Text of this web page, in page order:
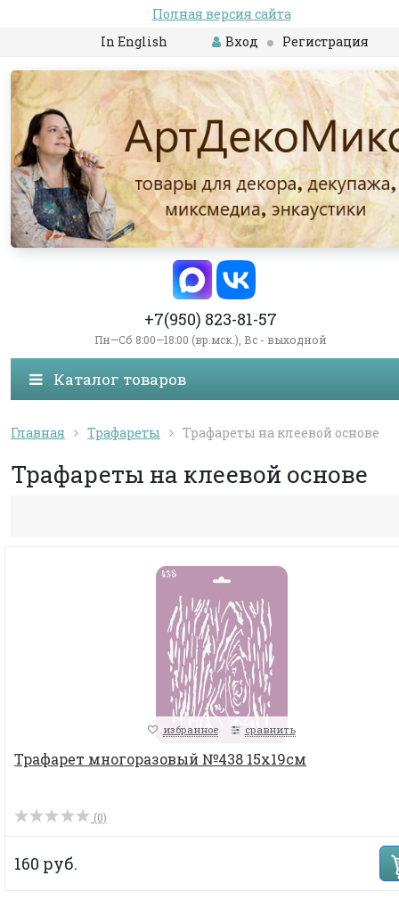
Полная версия сайта
In English
Вход Регистрация
+7(950) 823-81-57
Пн—Сб 8:00—18:00 (вр.мск.), Вс - выходной
Каталог товаров
Главная Трафареты Трафареты на клеевой основе
Трафареты на клеевой основе
избранное сравнить
Трафарет многоразовый №438 15х19см
(0)
160 руб.